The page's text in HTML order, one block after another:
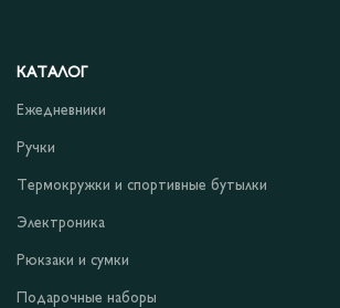
КАТАЛОГ
Ежедневники
Ручки
Термокружки и спортивные бутылки
Электроника
Рюкзаки и сумки
Подарочные наборы